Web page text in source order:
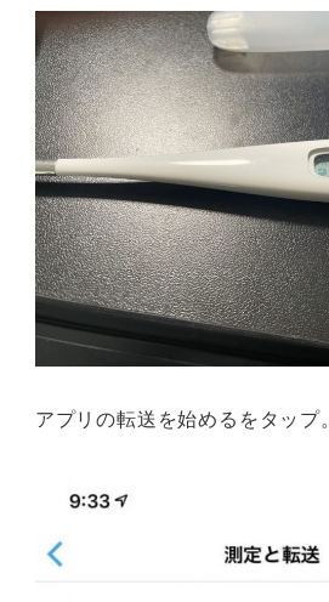
アプリの転送を始めるをタップ。